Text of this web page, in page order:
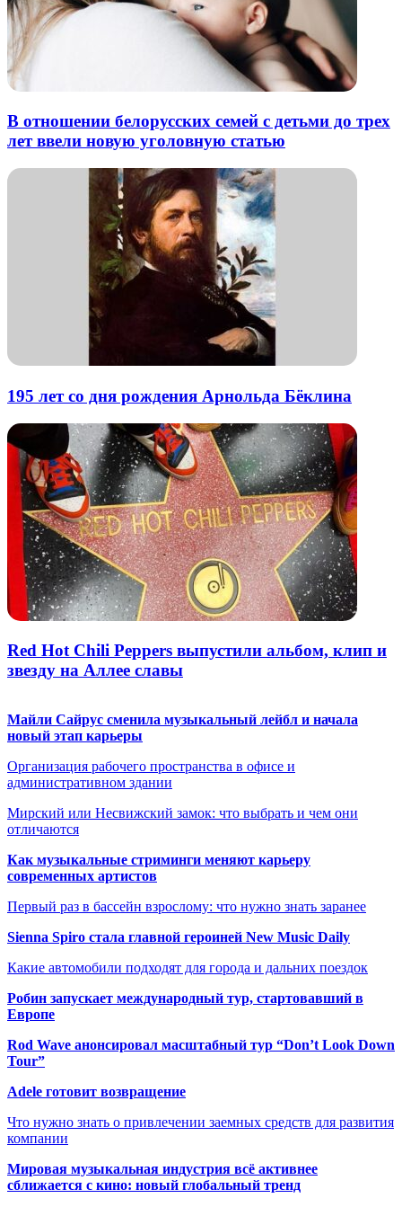
В отношении белорусских семей с детьми до трех
лет ввели новую уголовную статью
195 лет со дня рождения Арнольда Бёклина
Red Hot Chili Peppers выпустили альбом, клип и
звезду на Аллее славы
Майли Сайрус сменила музыкальный лейбл и начала
новый этап карьеры
Организация рабочего пространства в офисе и
административном здании
Мирский или Несвижский замок: что выбрать и чем они
отличаются
Как музыкальные стриминги меняют карьеру
современных артистов
Первый раз в бассейн взрослому: что нужно знать заранее
Sienna Spiro стала главной героиней New Music Daily
Какие автомобили подходят для города и дальних поездок
Робин запускает международный тур, стартовавший в
Европе
Rod Wave анонсировал масштабный тур “Don’t Look Down
Tour”
Adele готовит возвращение
Что нужно знать о привлечении заемных средств для развития
компании
Мировая музыкальная индустрия всё активнее
сближается с кино: новый глобальный тренд